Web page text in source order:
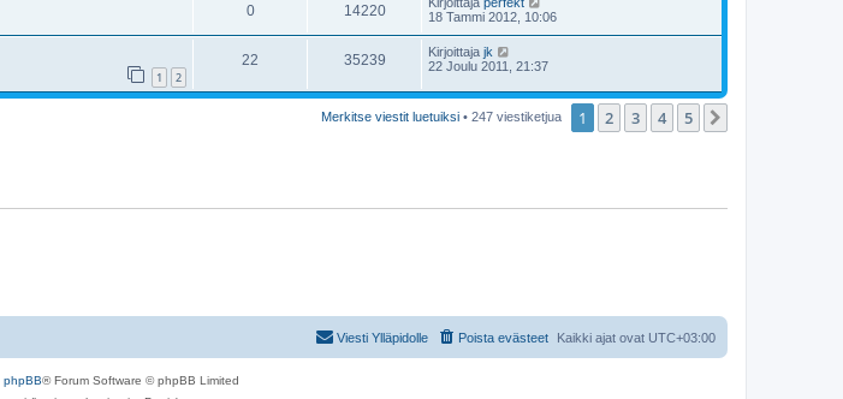
0 14220
18 Tammi 2012, 10:06
1 2
22 35239 Kirjoittaja jk
22 Joulu 2011, 21:37
Merkitse viestit luetuiksi • 247 viestiketjua 1 2 3 4 5
Kaikki ajat ovat UTC+03:00
Poista evästeet
Viesti Ylläpidolle
phpBB® Forum Software © phpBB Limited